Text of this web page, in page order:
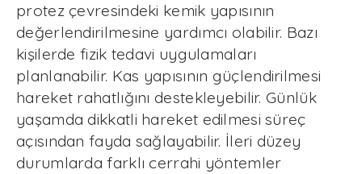
protez çevresindeki kemik yapısının
değerlendirilmesine yardımcı olabilir. Bazı
kişilerde fizik tedavi uygulamaları
planlanabilir. Kas yapısının güçlendirilmesi
hareket rahatlığını destekleyebilir. Günlük
yaşamda dikkatli hareket edilmesi süreç
açısından fayda sağlayabilir. İleri düzey
durumlarda farklı cerrahi yöntemler